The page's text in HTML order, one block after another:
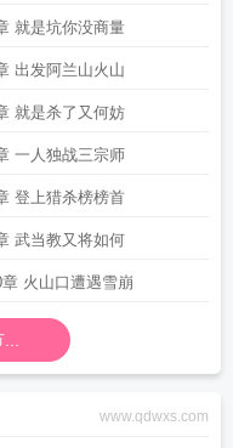
就是坑你没商量
出发阿兰山火山
就是杀了又何妨
一人独战三宗师
登上猎杀榜榜首
武当教又将如何
火山口遭遇雪崩
www.qdwxs.com